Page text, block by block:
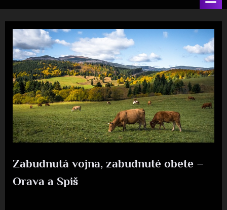
Zabudnutá vojna, zabudnuté obete –
Orava a Spiš